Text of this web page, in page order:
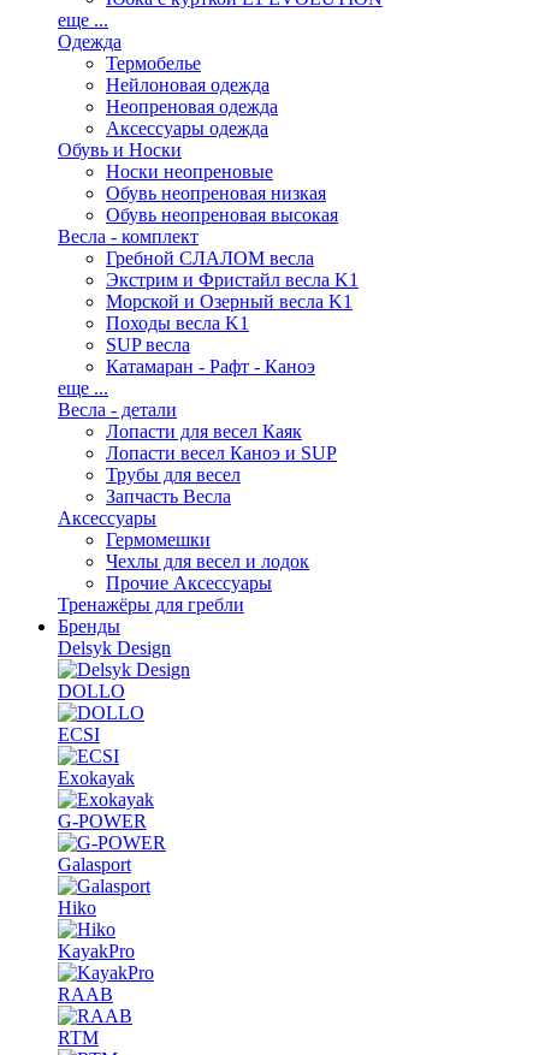
еще ...
Одежда
Термобелье
Нейлоновая одежда
Неопреновая одежда
Аксессуары одежда
Обувь и Носки
Носки неопреновые
Обувь неопреновая низкая
Обувь неопреновая высокая
Весла - комплект
Гребной СЛАЛОМ весла
Экстрим и Фристайл весла K1
Морской и Озерный весла K1
Походы весла K1
SUP весла
Катамаран - Рафт - Каноэ
еще ...
Весла - детали
Лопасти для весел Каяк
Лопасти весел Каноэ и SUP
Трубы для весел
Запчасть Весла
Аксессуары
Гермомешки
Чехлы для весел и лодок
Прочие Аксессуары
Тренажёры для гребли
Бренды
Delsyk Design
DOLLO
ECSI
Exokayak
G-POWER
Galasport
Hiko
KayakPro
RAAB
RTM